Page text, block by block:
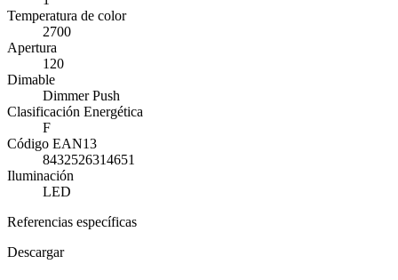
Temperatura de color
2700
Apertura
120
Dimable
Dimmer Push
Clasificación Energética
F
Código EAN13
8432526314651
Iluminación
LED
Referencias específicas
Descargar